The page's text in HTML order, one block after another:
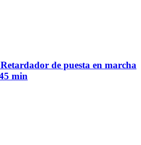
de puesta en marcha
min